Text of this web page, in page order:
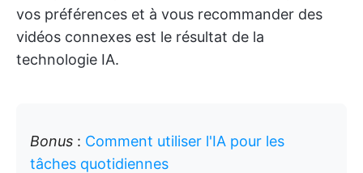
vos préférences et à vous recommander des
vidéos connexes est le résultat de la
technologie IA.
Bonus : Comment utiliser l'IA pour les
tâches quotidiennes